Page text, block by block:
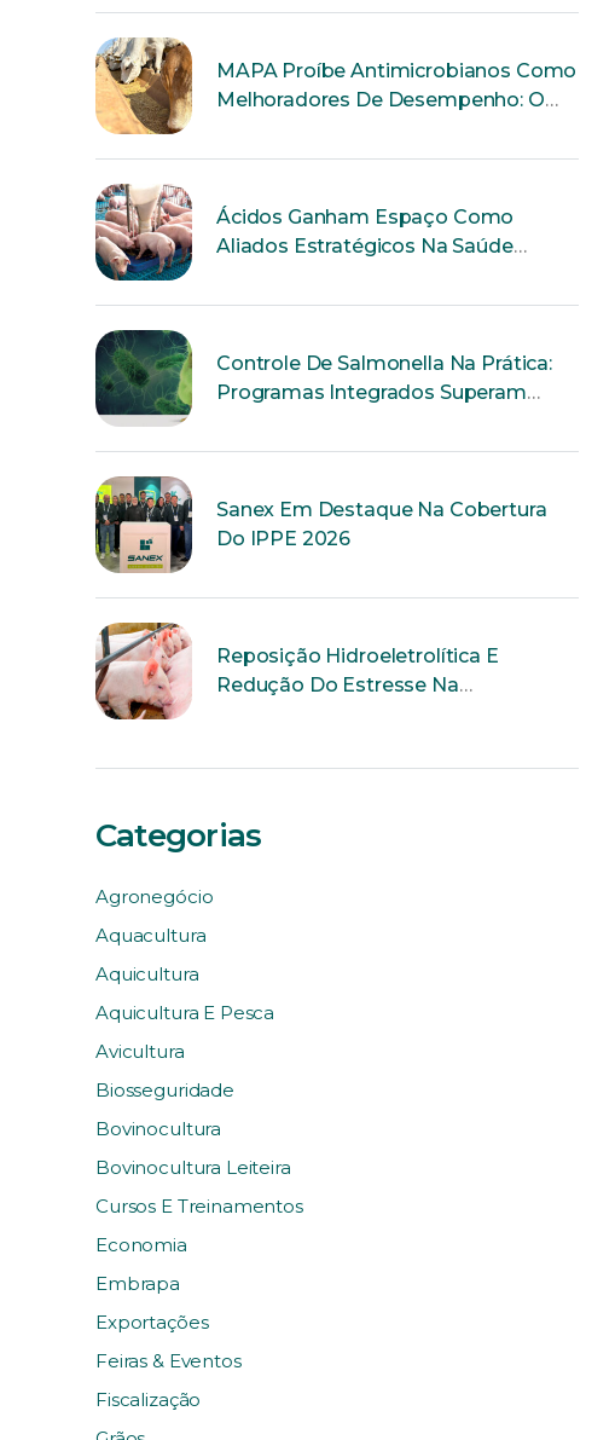
MAPA Proíbe Antimicrobianos Como
Melhoradores De Desempenho: O
Ácidos Ganham Espaço Como
Aliados Estratégicos Na Saúde
Controle De Salmonella Na Prática:
Programas Integrados Superam
Sanex Em Destaque Na Cobertura
Do IPPE 2026
Reposição Hidroeletrolítica E
Redução Do Estresse Na
Categorias
Agronegócio
Aquacultura
Aquicultura
Aquicultura E Pesca
Avicultura
Biosseguridade
Bovinocultura
Bovinocultura Leiteira
Cursos E Treinamentos
Economia
Embrapa
Exportações
Feiras & Eventos
Fiscalização